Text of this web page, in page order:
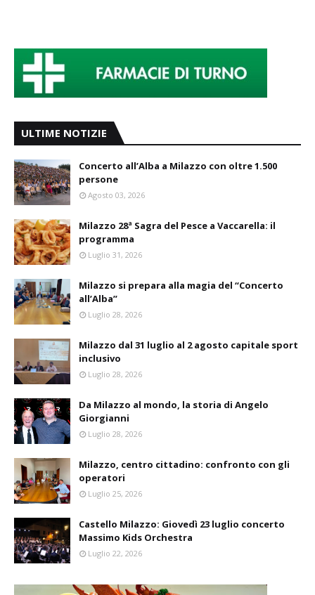
ULTIME NOTIZIE
Concerto all’Alba a Milazzo con oltre 1.500
persone
Agosto 03, 2026
Milazzo 28ª Sagra del Pesce a Vaccarella: il
programma
Luglio 31, 2026
Milazzo si prepara alla magia del “Concerto
all’Alba”
Luglio 28, 2026
Milazzo dal 31 luglio al 2 agosto capitale sport
inclusivo
Luglio 28, 2026
Da Milazzo al mondo, la storia di Angelo
Giorgianni
Luglio 28, 2026
Milazzo, centro cittadino: confronto con gli
operatori
Luglio 25, 2026
Castello Milazzo: Giovedì 23 luglio concerto
Massimo Kids Orchestra
Luglio 22, 2026